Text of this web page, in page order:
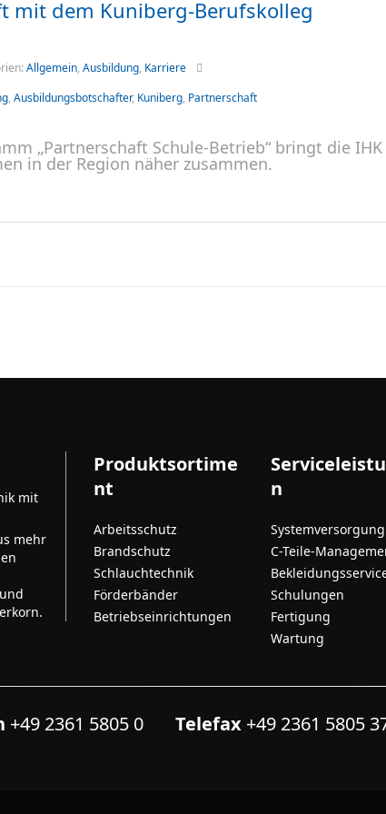
mit dem Kuniberg-Berufskolleg
Allgemein, Ausbildung, Karriere
, Ausbildungsbotschafter, Kuniberg, Partnerschaft
„Partnerschaft Schule-Betrieb“ bringt die
in der Region näher zusammen.
mit
mehr
Produktsortime
nt
Arbeitsschutz
Brandschutz
Schlauchtechnik
Förderbänder
Betriebseinrichtungen
n
Systemversorgung
C-Teile-
Schulungen
Fertigung
Wartung
+49 2361 5805 0 Telefax +49 2361 5805